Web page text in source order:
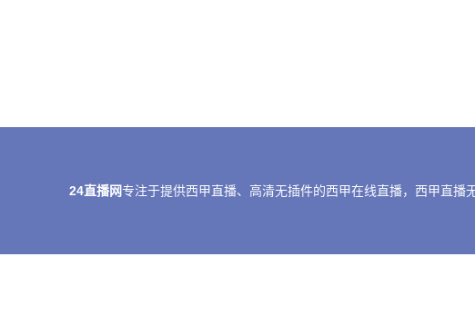
24直播网专注于提供西甲直播、高清无插件的西甲在线直播，西甲直播